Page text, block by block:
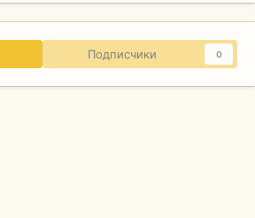
Подписчики 0